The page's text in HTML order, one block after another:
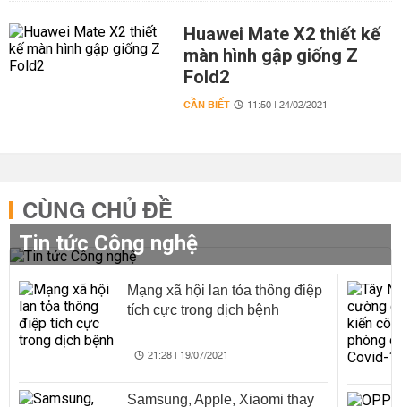
Huawei Mate X2 thiết kế
màn hình gập giống Z
Fold2
CẦN BIẾT 11:50 | 24/02/2021
CÙNG CHỦ ĐỀ
Tin tức Công nghệ
Mạng xã hội lan tỏa thông điệp
tích cực trong dịch bệnh
21:28 | 19/07/2021
Samsung, Apple, Xiaomi thay